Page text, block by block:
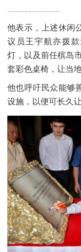
………………………..
他表示，上述休闲
议员王宇航亦拨
灯，以及前任槟岛
套彩色桌椅，让当
他也呼吁民众能够
设施，以便可长久